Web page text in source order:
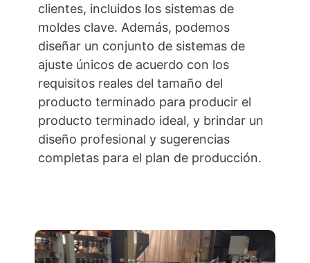
clientes, incluidos los sistemas de
moldes clave. Además, podemos
diseñar un conjunto de sistemas de
ajuste únicos de acuerdo con los
requisitos reales del tamaño del
producto terminado para producir el
producto terminado ideal, y brindar un
diseño profesional y sugerencias
completas para el plan de producción.